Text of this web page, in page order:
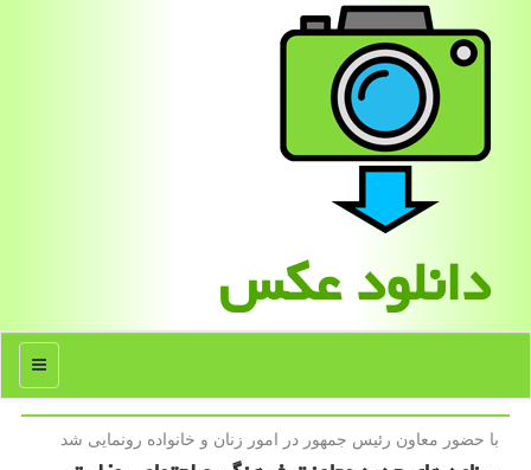
دانلود عكس
منو
با حضور معاون رئیس جمهور در امور زنان و خانواده رونمایی شد